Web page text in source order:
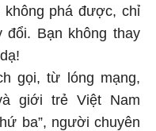
phá được, chỉ
đổi. Bạn không thay
gọi, từ lóng mạng,
giới trẻ Việt Nam
ba”, người chuyên